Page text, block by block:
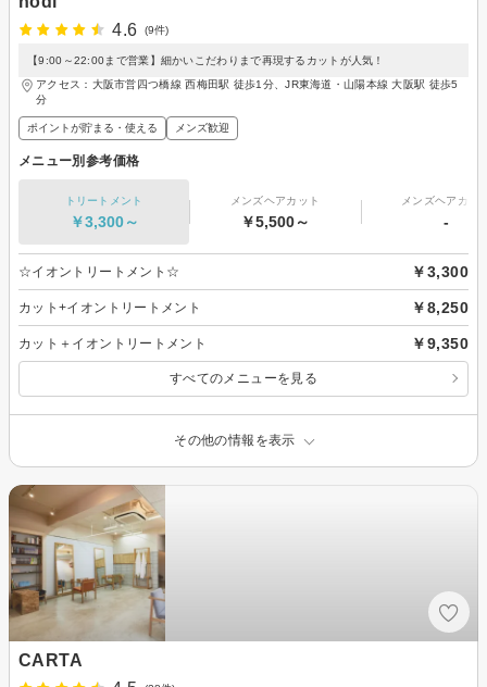
4.6
(9件)
【9:00～22:00まで営業】細かいこだわりまで再現するカットが人気！
アクセス：大阪市営四つ橋線 西梅田駅 徒歩1分、JR東海道・山陽本線 大阪駅 徒歩5
分
ポイントが貯まる・使える メンズ歓迎
メニュー別参考価格
トリートメント
￥3,300～
メンズヘアカット
￥5,500～
メンズヘアカラ
-
☆イオントリートメント☆ ￥3,300
カット+イオントリートメント ￥8,250
カット＋イオントリートメント ￥9,350
すべてのメニューを見る
その他の情報を表示
CARTA